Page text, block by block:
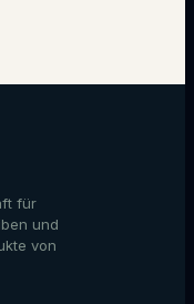
für
und
von